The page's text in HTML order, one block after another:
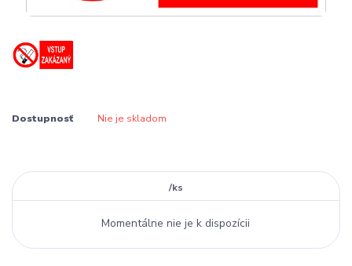
Dostupnosť Nie je skladom
/ks
Momentálne nie je k dispozícii